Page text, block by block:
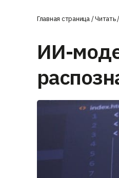
Главная страница/Читать/
ИИ-